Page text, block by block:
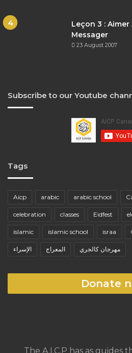
Leçon 3 :
Messager
23 August 2007
Subscribe to our Youtube
Tags
Aicp arabic arabic school
celebration classes Eidfest
islamic islamic school israa
الإسراء المعراج مهرجان كالجري
Donate
The A.I.C.P has as guides